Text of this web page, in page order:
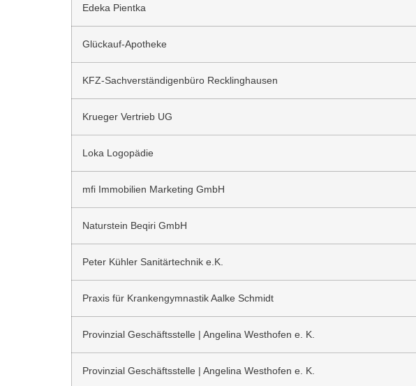
Edeka Pientka
Glückauf-Apotheke
KFZ-Sachverständigenbüro Recklinghausen
Krueger Vertrieb UG
Loka Logopädie
mfi Immobilien Marketing GmbH
Naturstein Beqiri GmbH
Peter Kühler Sanitärtechnik e.K.
Praxis für Krankengymnastik Aalke Schmidt
Provinzial Geschäftsstelle | Angelina Westhofen e. K.
Provinzial Geschäftsstelle | Angelina Westhofen e. K.